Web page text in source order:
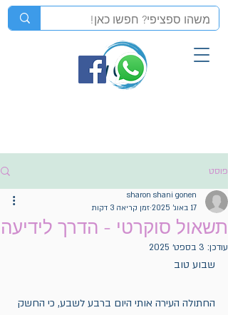
פוסט
תשאול סוקרטי - הדרך לידיעה
sharon shani gonen
17 באוג׳ 2025
זמן קריאה 3 דקות
עודכן: 3 בספט׳ 2025
שבוע טוב
החתולה העירה אותי היום ברבע לשבע, כי החשק